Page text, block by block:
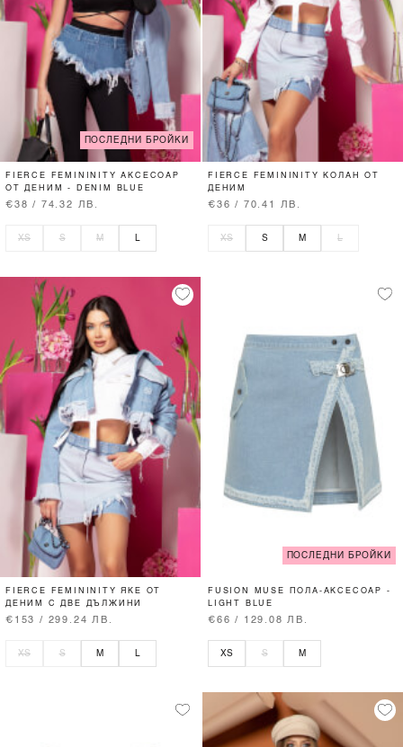
ПОСЛЕДНИ БРОЙКИ
FIERCE FEMININITY АКСЕСОАР
ОТ ДЕНИМ - DENIM BLUE
€38 / 74.32 ЛВ.
XS S M
FIERCE FEMININITY КОЛАН ОТ
ДЕНИМ
€36 / 70.41 ЛВ.
XS S M L
FIERCE FEMININITY ЯКЕ ОТ
ДЕНИМ С ДВЕ ДЪЛЖИНИ
€153 / 299.24 ЛВ.
XS S M L
ПОСЛЕДНИ БРОЙКИ
FUSION MUSE ПОЛА-АКСЕСОАР -
LIGHT BLUE
€66 / 129.08 ЛВ.
XS S M